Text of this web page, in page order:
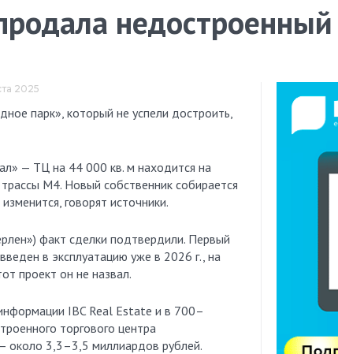
2025
— ТЦ на 44 000 кв. м находится на
М4. Новый собственник собирается
говорят источники.
факт сделки подтвердили. Первый
в эксплуатацию уже в 2026 г., на
проект он не назвал.
IBC Real Estate и в 700–
торгового центра
около 3,3–3,5 миллиардов рублей.